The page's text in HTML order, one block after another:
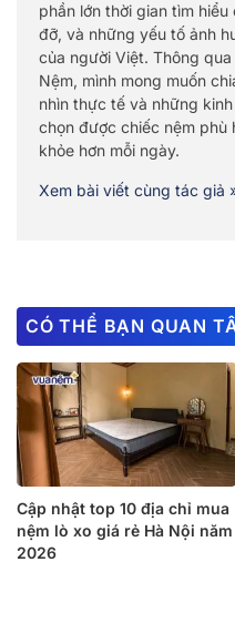
phần lớn thời gian tìm
đỡ, và những yếu tố ảnh
của người Việt. Thông
Nệm, mình mong muốn
nhìn thực tế và những
chọn được chiếc nệm phù
khỏe hơn mỗi ngày.
Xem bài viết cùng tác giả
CÓ THỂ BẠN QUAN
Cập nhật top 10 địa chỉ mua
nệm lò xo giá rẻ Hà Nội năm
2026